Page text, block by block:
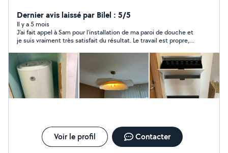
bricolage , ménage et manutention/déménagement
Sérieux, ponctuel et très motivé pour trouver des
missions Disponible rapidement, semaine et week-end
Cordialement MR BRICOLAGE !
Dernier avis laissé par Bilel : 5/5
Il y a 5 mois
J’ai fait appel à Sam pour l’installation de ma paroi de douche et
je suis vraiment très satisfait du résultat. Le travail est propre,
sympathique. Il prend le temps de bien faire les choses et de
s’assurer que tout est parfaitement installé. Je recommande
vivement ses services à toute personne qui cherche quelqu’un
de sérieux et efficace. Merci encore Sam pour ce super travail !
Voir le profil Contacter